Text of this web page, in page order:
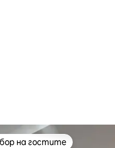
на гостите